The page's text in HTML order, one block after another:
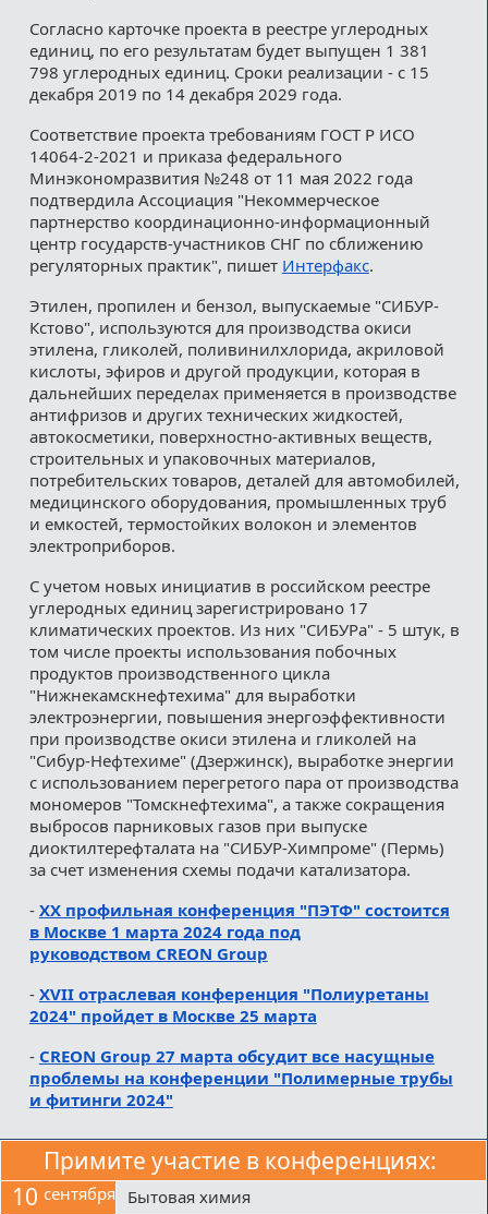
Согласно карточке проекта в реестре углеродных
единиц, по его результатам будет выпущен 1 381
798 углеродных единиц. Сроки реализации - с 15
декабря 2019 по 14 декабря 2029 года.
Соответствие проекта требованиям ГОСТ Р ИСО
14064-2-2021 и приказа федерального
Минэкономразвития №248 от 11 мая 2022 года
подтвердила Ассоциация "Некоммерческое
партнерство координационно-информационный
центр государств-участников СНГ по сближению
регуляторных практик", пишет Интерфакс.
Этилен, пропилен и бензол, выпускаемые "СИБУР-
Кстово", используются для производства окиси
этилена, гликолей, поливинилхлорида, акриловой
кислоты, эфиров и другой продукции, которая в
дальнейших переделах применяется в производстве
антифризов и других технических жидкостей,
автокосметики, поверхностно-активных веществ,
строительных и упаковочных материалов,
потребительских товаров, деталей для автомобилей,
медицинского оборудования, промышленных труб
и емкостей, термостойких волокон и элементов
электроприборов.
С учетом новых инициатив в российском реестре
углеродных единиц зарегистрировано 17
климатических проектов. Из них "СИБУРа" - 5 штук, в
том числе проекты использования побочных
продуктов производственного цикла
"Нижнекамскнефтехима" для выработки
электроэнергии, повышения энергоэффективности
при производстве окиси этилена и гликолей на
"Сибур-Нефтехиме" (Дзержинск), выработке энергии
с использованием перегретого пара от производства
мономеров "Томскнефтехима", а также сокращения
выбросов парниковых газов при выпуске
диоктилтерефталата на "СИБУР-Химпроме" (Пермь)
за счет изменения схемы подачи катализатора.
- ХХ профильная конференция "ПЭТФ" состоится
в Москве 1 марта 2024 года под
руководством CREON Group
- XVII отраслевая конференция "Полиуретаны
2024" пройдет в Москве 25 марта
- CREON Group 27 марта обсудит все насущные
проблемы на конференции "Полимерные трубы
и фитинги 2024"
Примите участие в конференциях:
10 сентября Бытовая химия